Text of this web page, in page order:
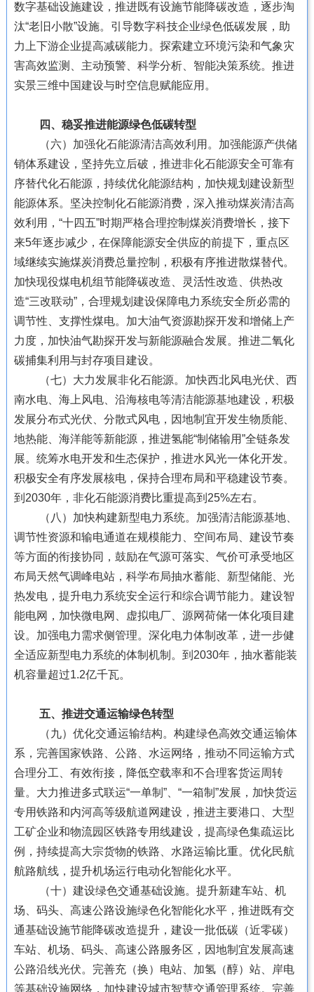
数字基础设施建设，推进既有设施节能降碳改造，逐步淘
汰“老旧小散”设施。引导数字科技企业绿色低碳发展，助
力上下游企业提高减碳能力。探索建立环境污染和气象灾
害高效监测、主动预警、科学分析、智能决策系统。推进
实景三维中国建设与时空信息赋能应用。
四、稳妥推进能源绿色低碳转型
（六）加强化石能源清洁高效利用。加强能源产供储
销体系建设，坚持先立后破，推进非化石能源安全可靠有
序替代化石能源，持续优化能源结构，加快规划建设新型
能源体系。坚决控制化石能源消费，深入推动煤炭清洁高
效利用，“十四五”时期严格合理控制煤炭消费增长，接下
来5年逐步减少，在保障能源安全供应的前提下，重点区
域继续实施煤炭消费总量控制，积极有序推进散煤替代。
加快现役煤电机组节能降碳改造、灵活性改造、供热改
造“三改联动”，合理规划建设保障电力系统安全所必需的
调节性、支撑性煤电。加大油气资源勘探开发和增储上产
力度，加快油气勘探开发与新能源融合发展。推进二氧化
碳捕集利用与封存项目建设。
（七）大力发展非化石能源。加快西北风电光伏、西
南水电、海上风电、沿海核电等清洁能源基地建设，积极
发展分布式光伏、分散式风电，因地制宜开发生物质能、
地热能、海洋能等新能源，推进氢能“制储输用”全链条发
展。统筹水电开发和生态保护，推进水风光一体化开发。
积极安全有序发展核电，保持合理布局和平稳建设节奏。
到2030年，非化石能源消费比重提高到25%左右。
（八）加快构建新型电力系统。加强清洁能源基地、
调节性资源和输电通道在规模能力、空间布局、建设节奏
等方面的衔接协同，鼓励在气源可落实、气价可承受地区
布局天然气调峰电站，科学布局抽水蓄能、新型储能、光
热发电，提升电力系统安全运行和综合调节能力。建设智
能电网，加快微电网、虚拟电厂、源网荷储一体化项目建
设。加强电力需求侧管理。深化电力体制改革，进一步健
全适应新型电力系统的体制机制。到2030年，抽水蓄能装
机容量超过1.2亿千瓦。
五、推进交通运输绿色转型
（九）优化交通运输结构。构建绿色高效交通运输体
系，完善国家铁路、公路、水运网络，推动不同运输方式
合理分工、有效衔接，降低空载率和不合理客货运周转
量。大力推进多式联运“一单制”、“一箱制”发展，加快货运
专用铁路和内河高等级航道网建设，推进主要港口、大型
工矿企业和物流园区铁路专用线建设，提高绿色集疏运比
例，持续提高大宗货物的铁路、水路运输比重。优化民航
航路航线，提升机场运行电动化智能化水平。
（十）建设绿色交通基础设施。提升新建车站、机
场、码头、高速公路设施绿色化智能化水平，推进既有交
通基础设施节能降碳改造提升，建设一批低碳（近零碳）
车站、机场、码头、高速公路服务区，因地制宜发展高速
公路沿线光伏。完善充（换）电站、加氢（醇）站、岸电
等基础设施网络，加快建设城市智慧交通管理系统。完善